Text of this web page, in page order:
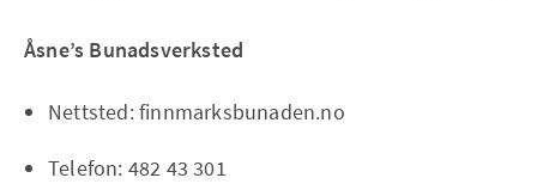
Åsne’s Bunadsverksted
Nettsted: finnmarksbunaden.no
Telefon: 482 43 301